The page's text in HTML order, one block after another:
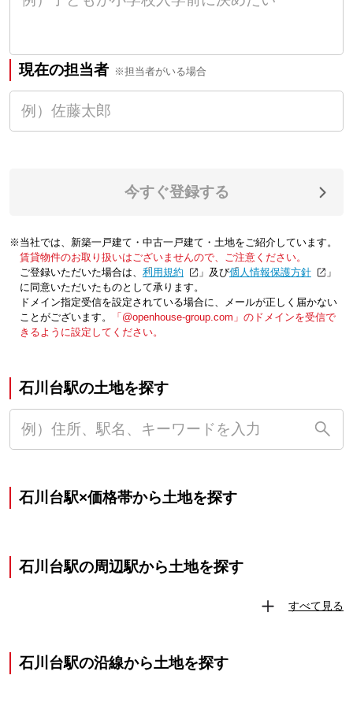
現在の担当者 ※担当者がいる場合
今すぐ登録する
※当社では、新築一戸建て・中古一戸建て・土地をご紹介しています。
賃貸物件のお取り扱いはございませんので、ご注意ください。
ご登録いただいた場合は、「利用規約 」及び「個人情報保護方針
」
に同意いただいたものとして承ります。
ドメイン指定受信を設定されている場合に、メールが正しく届かない
ことがございます。
「@openhouse-group.com」のドメインを受信で
きるように設定してください。
石川台駅の土地を探す
石川台駅×価格帯から土地を探す
石川台駅の周辺駅から土地を探す
すべて見る
石川台駅の沿線から土地を探す